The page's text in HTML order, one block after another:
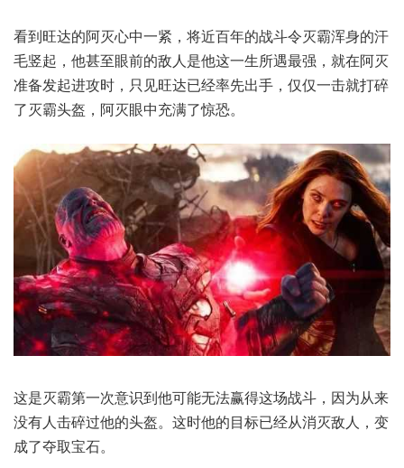
看到旺达的阿灭心中一紧，将近百年的战斗令灭霸浑身的汗
毛竖起，他甚至眼前的敌人是他这一生所遇最强，就在阿灭
准备发起进攻时，只见旺达已经率先出手，仅仅一击就打碎
了灭霸头盔，阿灭眼中充满了惊恐。
这是灭霸第一次意识到他可能无法赢得这场战斗，因为从来
没有人击碎过他的头盔。这时他的目标已经从消灭敌人，变
成了夺取宝石。